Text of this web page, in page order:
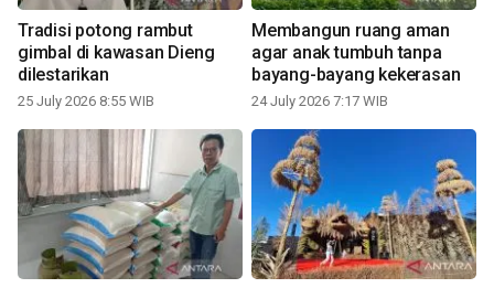
Tradisi potong rambut
gimbal di kawasan Dieng
dilestarikan
25 July 2026 8:55 WIB
Membangun ruang aman
agar anak tumbuh tanpa
bayang-bayang kekerasan
24 July 2026 7:17 WIB